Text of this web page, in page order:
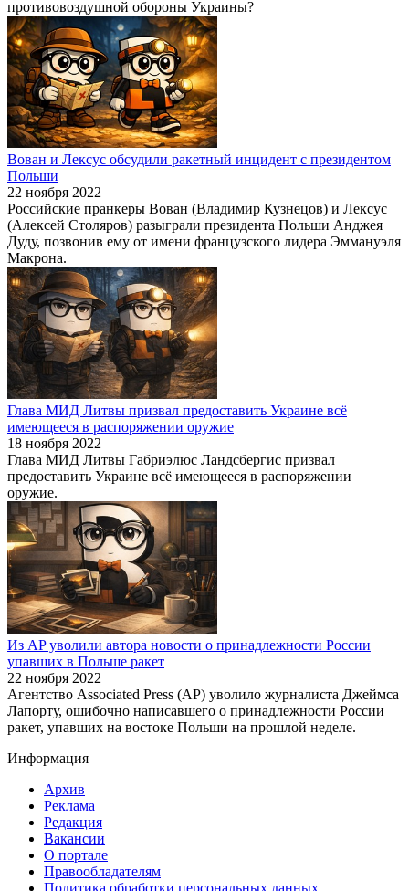
противовоздушной обороны Украины?
Вован и Лексус обсудили ракетный инцидент с президентом
Польши
22 ноября 2022
Российские пранкеры Вован (Владимир Кузнецов) и Лексус
(Алексей Столяров) разыграли президента Польши Анджея
Дуду, позвонив ему от имени французского лидера Эммануэля
Макрона.
Глава МИД Литвы призвал предоставить Украине всё
имеющееся в распоряжении оружие
18 ноября 2022
Глава МИД Литвы Габриэлюс Ландсбергис призвал
предоставить Украине всё имеющееся в распоряжении
оружие.
Из AP уволили автора новости о принадлежности России
упавших в Польше ракет
22 ноября 2022
Агентство Associated Press (AP) уволило журналиста Джеймса
Лапорту, ошибочно написавшего о принадлежности России
ракет, упавших на востоке Польши на прошлой неделе.
Информация
Архив
Реклама
Редакция
Вакансии
О портале
Правообладателям
Политика обработки персональных данных